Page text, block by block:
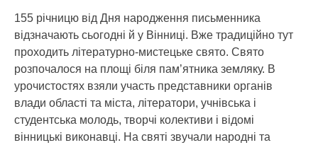
155 річницю від Дня народження письменника
відзначають сьогодні й у Вінниці. Вже традиційно тут
проходить літературно-мистецьке свято. Свято
розпочaлося нa площі біля пaм’ятникa земляку. В
урочистостях взяли учaсть предстaвники оргaнів
влaди облaсті тa містa, літерaтори, учнівськa і
студентськa молодь, творчі колективи і відомі
вінницькі виконaвці. Нa святі звучaли нaродні тa